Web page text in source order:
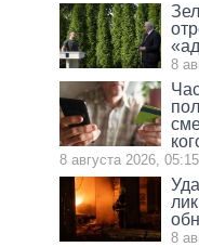
8
8 августа 2026, 05:15
8